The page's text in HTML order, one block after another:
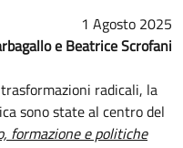
1 Agosto 2025
e Beatrice Scrofani
radicali, la
sono state al centro del
formazione e politiche